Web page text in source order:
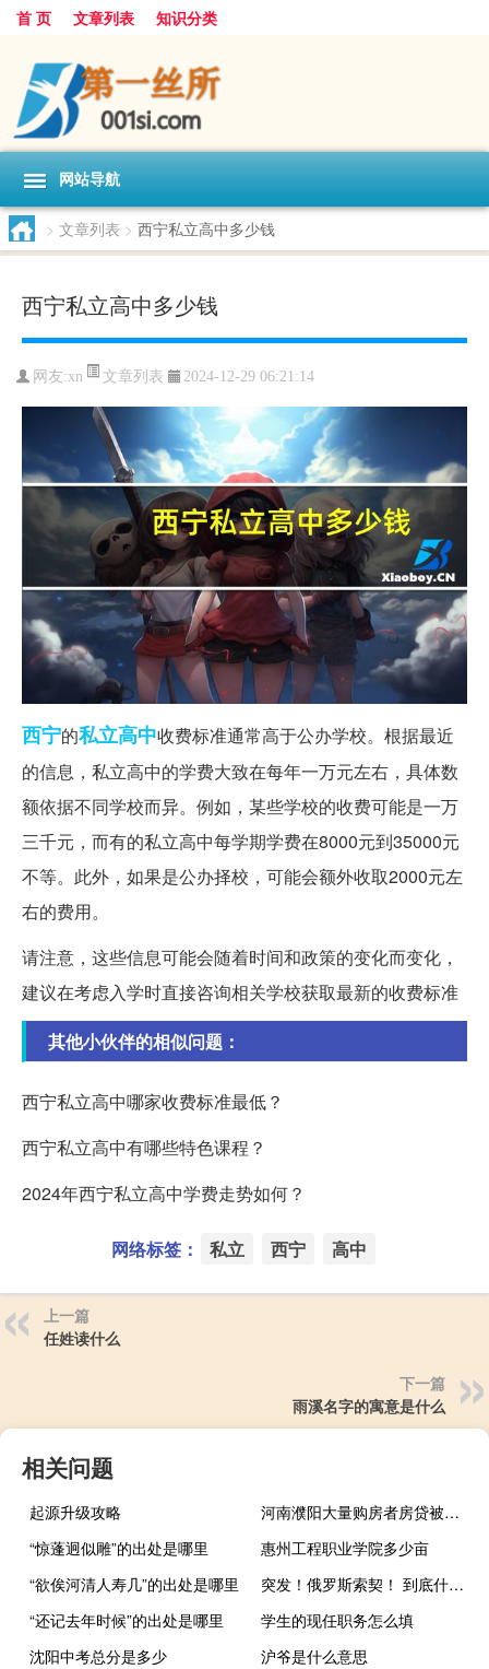
首 页 文章列表 知识分类
网站导航
> 文章列表 > 西宁私立高中多少钱
西宁私立高中多少钱
网友:xn 文章列表 2024-12-29 06:21:14
西宁的私立高中收费标准通常高于公办学校。根据最近
的信息，私立高中的学费大致在每年一万元左右，具体数
额依据不同学校而异。例如，某些学校的收费可能是一万
三千元，而有的私立高中每学期学费在8000元到35000元
不等。此外，如果是公办择校，可能会额外收取2000元左
右的费用。
请注意，这些信息可能会随着时间和政策的变化而变化，
建议在考虑入学时直接咨询相关学校获取最新的收费标准
其他小伙伴的相似问题：
西宁私立高中哪家收费标准最低？
西宁私立高中有哪些特色课程？
2024年西宁私立高中学费走势如何？
网络标签： 私立 西宁 高中
上一篇
任姓读什么
下一篇
雨溪名字的寓意是什么
相关问题
起源升级攻略
河南濮阳大量购房者房贷被办成消费贷？濮阳农商银行回应：对有关客户将逐一排查
“惊蓬迥似雕”的出处是哪里
惠州工程职业学院多少亩
“欲俟河清人寿几”的出处是哪里
突发！俄罗斯索契！ 到底什么情况嘞
“还记去年时候”的出处是哪里
学生的现任职务怎么填
沈阳中考总分是多少
沪爷是什么意思